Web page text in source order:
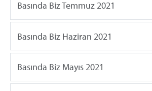
Basında Biz Temmuz 2021
Basında Biz Haziran 2021
Basında Biz Mayıs 2021